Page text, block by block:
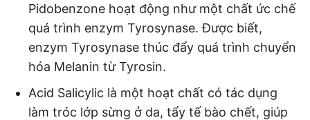
Pidobenzone hoạt động như một chất ức chế
quá trình enzym Tyrosynase. Được biết,
enzym Tyrosynase thúc đẩy quá trình chuyển
hóa Melanin từ Tyrosin.
Acid Salicylic là một hoạt chất có tác dụng
làm tróc lớp sừng ở da, tẩy tế bào chết, giúp